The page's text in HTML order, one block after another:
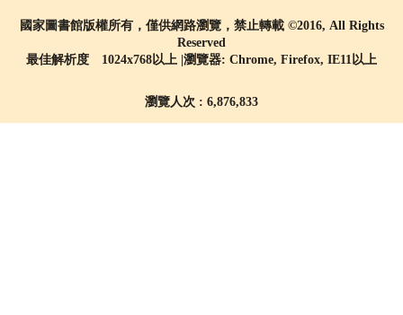
國家圖書館版權所有，僅供網路瀏覽，禁止轉載 ©2016, All Rights
Reserved
最佳解析度 1024x768以上 |瀏覽器: Chrome, Firefox, IE11以上
瀏覽人次 : 6,876,833